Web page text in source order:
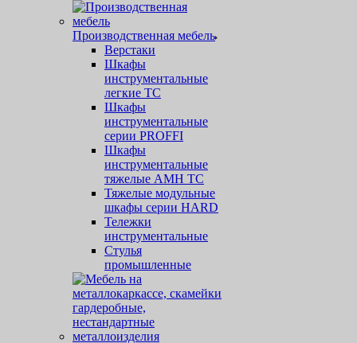
Производственная мебель
Верстаки
Шкафы
инструментальные
легкие ТС
Шкафы
инструментальные
серии PROFFI
Шкафы
инструментальные
тяжелые AMH TC
Тяжелые модульные
шкафы серии HARD
Тележки
инструментальные
Стулья
промышленные